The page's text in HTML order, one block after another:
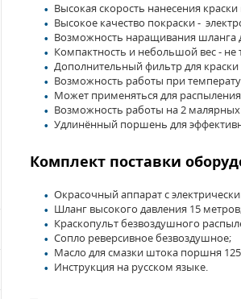
Высокая скорость нанесения
Высокое качество покраски -
Возможность наращивания шланга
Компактность и небольшой вес - не
Дополнительный фильтр для краски
Возможность работы при
Может применяться для
Возможность работы на 2
Удлинённый поршень для
Комплект поставки
Окрасочный аппарат с
Шланг высокого давления 15
Краскопульт безвоздушного
Сопло реверсивное безвоздушное;
Масло для смазки штока поршня
Инструкция на русском языке.